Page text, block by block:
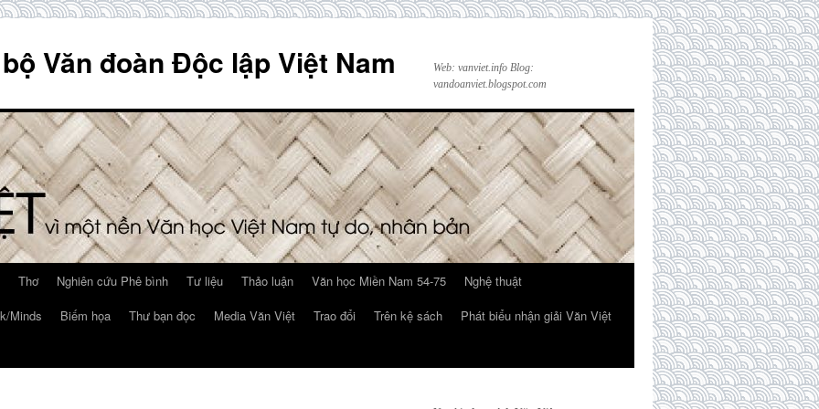
Văn đoàn Độc lập Việt Nam
Web: vanviet.info Blog:
vandoanviet.blogspot.com
Thơ Nghiên cứu Phê bình Tư liệu Thảo luận Văn học Miền Nam 54-75
Nghệ thuật
Minds Biếm họa Thư bạn đọc Media Văn Việt Trao đổi Trên kệ sách
Phát biểu nhận giải Văn Việt